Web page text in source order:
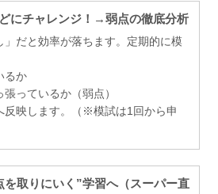
にチャレンジ！→弱点の徹底分析
」だと効率が落ちます。定期的に模
るか
っているか（弱点）
反映します。（※模試は1回から申
を取りにいく”学習へ（スーパー直